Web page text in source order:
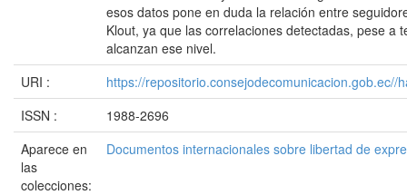
esos datos pone en duda la relación entre
Klout, ya que las correlaciones detectadas, pese a
alcanzan ese nivel.
URI :
https://repositorio.consejodecomunicacion.gob.ec//
ISSN :
1988-2696
Aparece en
las
colecciones:
Documentos internacionales sobre libertad de